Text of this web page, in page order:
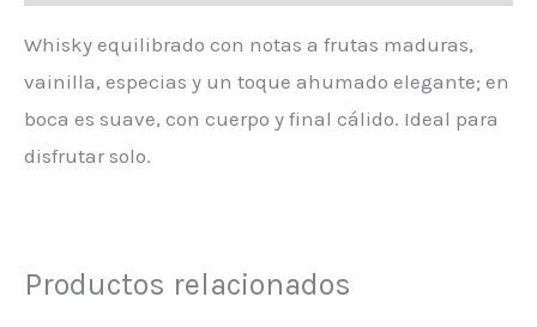
Whisky equilibrado con notas a frutas maduras,
vainilla, especias y un toque ahumado elegante; en
boca es suave, con cuerpo y final cálido. Ideal para
disfrutar solo.
Productos relacionados